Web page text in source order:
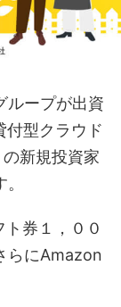
ループが出資
型クラウド
新規投資家
券１，００
らにAmazon